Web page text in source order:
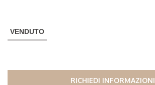
VENDUTO
RICHIEDI INFORMAZIONI